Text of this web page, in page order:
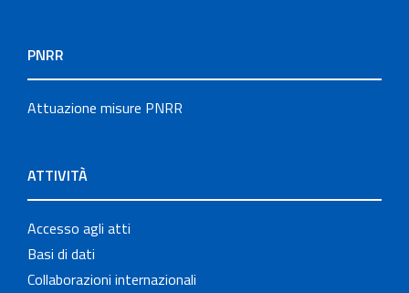
PNRR
Attuazione misure PNRR
ATTIVITÀ
Accesso agli atti
Basi di dati
Collaborazioni internazionali